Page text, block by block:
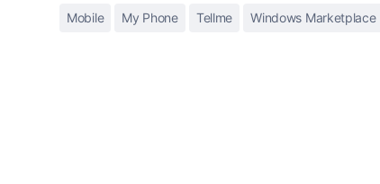
Mobile My Phone Tellme Windows Marketplace